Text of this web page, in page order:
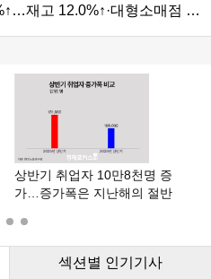
12.0%↑·대형소매점 판매 10.8%
상반기 취업자 10만8천명 증
가…증가폭은 지난해의 절반
섹션별 인기기사